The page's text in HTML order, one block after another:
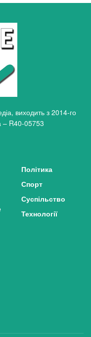
виходить з 2014-го
– R40-05753
Політика
Спорт
Суспільство
Технології